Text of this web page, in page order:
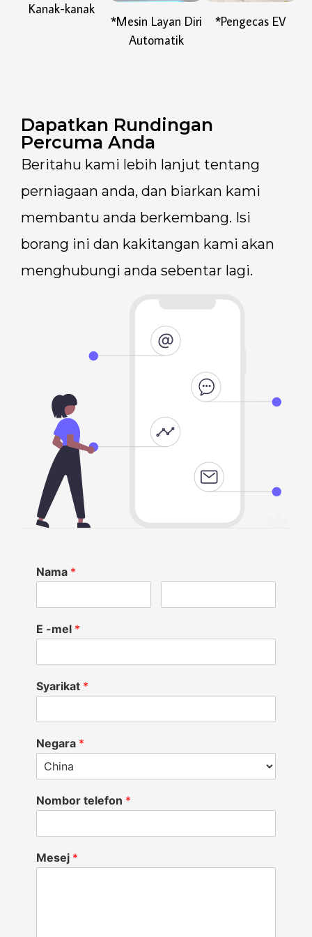
Kanak-kanak
*Mesin Layan Diri
Automatik
*Pengecas EV
Dapatkan Rundingan
Percuma Anda
Beritahu kami lebih lanjut tentang
perniagaan anda, dan biarkan kami
membantu anda berkembang. Isi
borang ini dan kakitangan kami akan
menghubungi anda sebentar lagi.
Nama *
E -mel *
Syarikat *
Negara *
Nombor telefon *
Mesej *